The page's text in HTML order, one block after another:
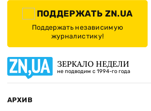
ПОДДЕРЖАТЬ ZN.UA
Поддержать независимую
журналистику!
ЗЕРКАЛО НЕДЕЛИ
не подводим с 1994-го года
АРХИВ